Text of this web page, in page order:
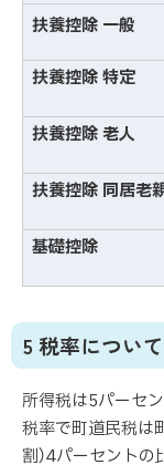
扶養控除 一般
扶養控除 特定
扶養控除 老人
扶養控除 同居老
基礎控除
5 税率について
所得税は5パーセ
税率で町道民税は
割）4パーセントの